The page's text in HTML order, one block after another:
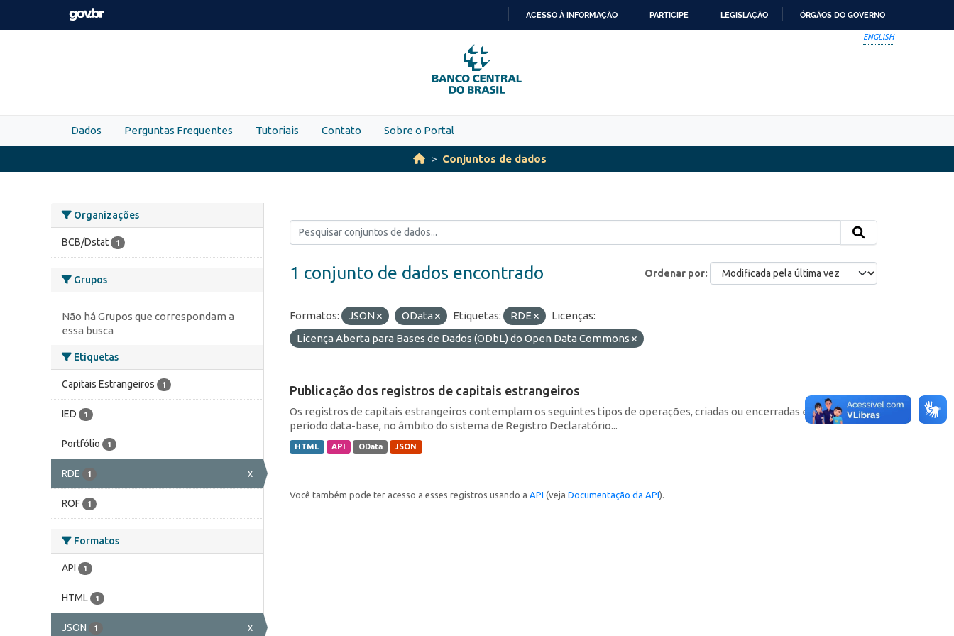
Skip to main content
PARA
O
CONTEÚDO
ACESSO À INFORMAÇÃO PARTICIPE LEGISLAÇÃO ÓRGÃOS DO GOVERNO
ENGLISH
Dados Perguntas Frequentes Tutoriais Contato Sobre o Portal
Conjuntos de dados
Organizações
BCB/Dstat 1
Grupos
Não há Grupos que correspondam a
essa busca
Etiquetas
Capitais Estrangeiros 1
IED 1
Portfólio 1
RDE 1 x
ROF 1
Formatos
API 1
HTML 1
JSON 1 x
Ordenar por
1 conjunto de dados encontrado
Formatos: JSON OData Etiquetas: RDE
Licenças:
Licença Aberta para Bases de Dados (ODbL) do Open Data Commons
Publicação dos registros de capitais estrangeiros
Os registros de capitais estrangeiros contemplam os seguintes tipos de operações, criadas ou encerradas em cada
período data-base, no âmbito do sistema de Registro Declaratório...
HTML API OData JSON
Você também pode ter acesso a esses registros usando a API (veja Documentação da API).